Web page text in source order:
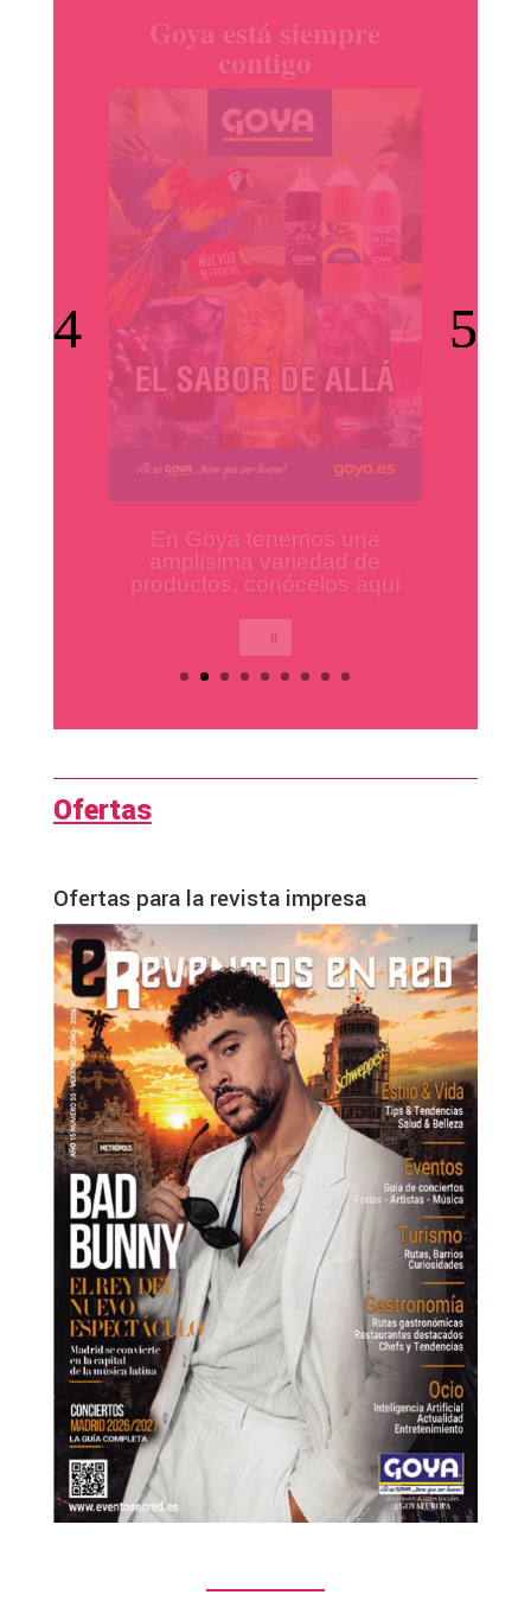
productos Ile España
Los mejores productos para
tus platos preferidos.
Ofertas
Ofertas para la revista impresa